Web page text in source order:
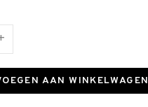
AAN WINKELWAGEN